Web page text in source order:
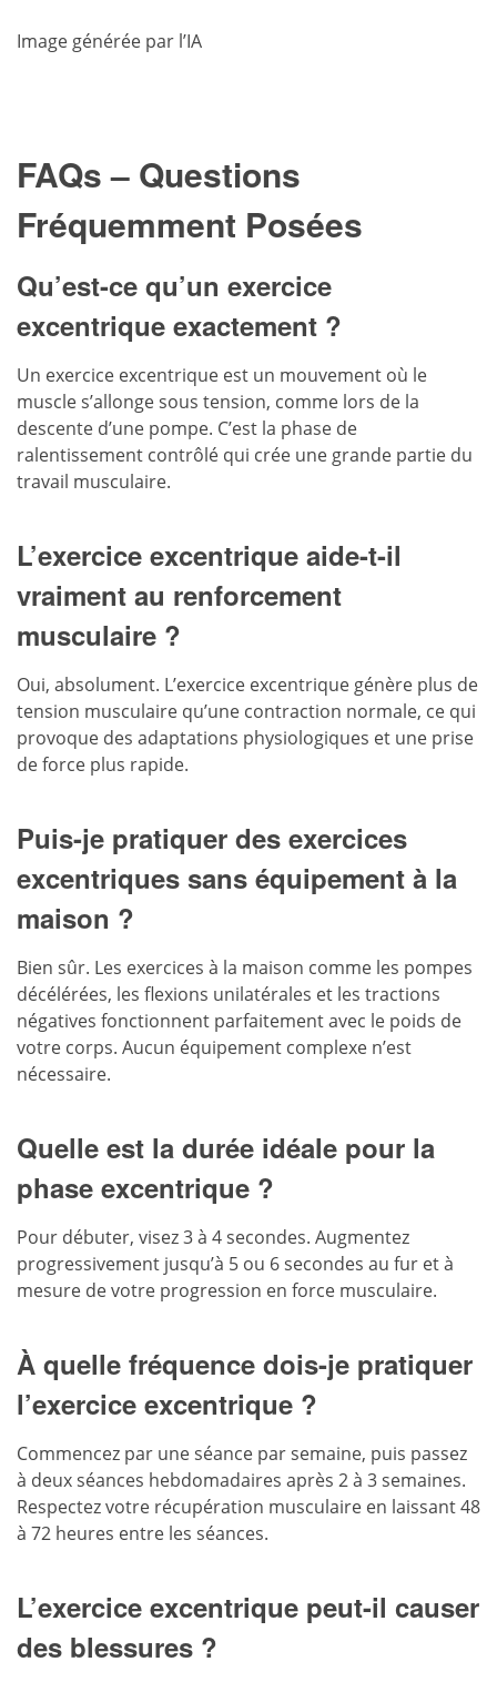
Image générée par l’IA
FAQs – Questions
Fréquemment Posées
Qu’est-ce qu’un exercice
excentrique exactement ?
Un exercice excentrique est un mouvement où le
muscle s’allonge sous tension, comme lors de la
descente d’une pompe. C’est la phase de
ralentissement contrôlé qui crée une grande partie du
travail musculaire.
L’exercice excentrique aide-t-il
vraiment au renforcement
musculaire ?
Oui, absolument. L’exercice excentrique génère plus de
tension musculaire qu’une contraction normale, ce qui
provoque des adaptations physiologiques et une prise
de force plus rapide.
Puis-je pratiquer des exercices
excentriques sans équipement à la
maison ?
Bien sûr. Les exercices à la maison comme les pompes
décélérées, les flexions unilatérales et les tractions
négatives fonctionnent parfaitement avec le poids de
votre corps. Aucun équipement complexe n’est
nécessaire.
Quelle est la durée idéale pour la
phase excentrique ?
Pour débuter, visez 3 à 4 secondes. Augmentez
progressivement jusqu’à 5 ou 6 secondes au fur et à
mesure de votre progression en force musculaire.
À quelle fréquence dois-je pratiquer
l’exercice excentrique ?
Commencez par une séance par semaine, puis passez
à deux séances hebdomadaires après 2 à 3 semaines.
Respectez votre récupération musculaire en laissant 48
à 72 heures entre les séances.
L’exercice excentrique peut-il causer
des blessures ?